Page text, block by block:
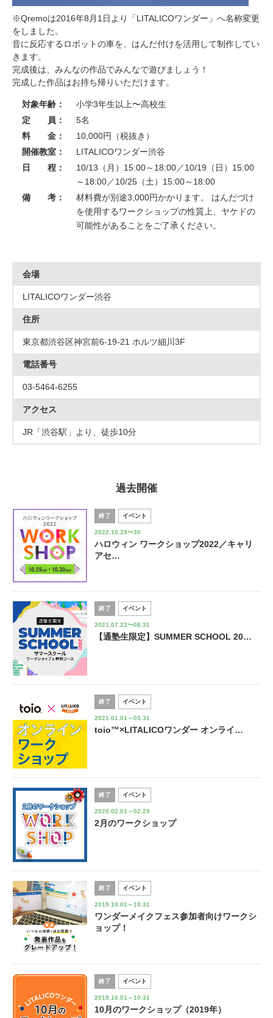
※Qremoは2016年8月1日より「LITALICOワンダー」へ名称変更
をしました。
音に反応するロボットの車を、はんだ付けを活用して制作してい
きます。
完成後は、みんなの作品でみんなで遊びましょう！
完成した作品はお持ち帰りいただけます。
対象年齢：
小学3年生以上〜高校生
定 員：
5名
料 金：
10,000円（税抜き）
開催教室：
LITALICOワンダー渋谷
日 程：
10/13（月）15:00～18:00／10/19（日）15:00
～18:00／10/25（土）15:00～18:00
備 考：
材料費が別途3,000円かかります。 はんだづけ
を使用するワークショップの性質上、ヤケドの
可能性があることをご了承ください。
会場
LITALICOワンダー渋谷
住所
東京都渋谷区神宮前6-19-21 ホルツ細川3F
電話番号
03-5464-6255
アクセス
JR「渋谷駅」より、徒歩10分
過去開催
終了 イベント
2022.10.29〜30
ハロウィン ワークショップ2022／キャリ
アセ…
終了 イベント
2021.07.22〜08.31
【通塾生限定】SUMMER SCHOOL 20…
終了 イベント
2021.01.01～03.31
toio™×LITALICOワンダー オンライ…
終了 イベント
2020.02.01～02.29
2月のワークショップ
終了 イベント
2019.10.01～10.31
ワンダーメイクフェス参加者向けワークシ
ョップ！
終了 イベント
2019.10.01～10.31
10月のワークショップ（2019年）